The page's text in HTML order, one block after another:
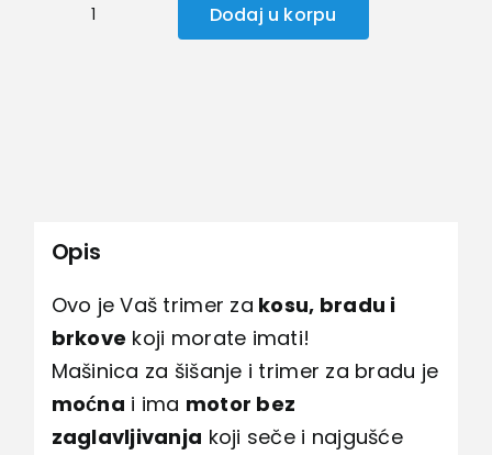
Mašinica
Dodaj u korpu
Opis
Ovo je Vaš trimer za kosu, bradu i
brkove koji morate imati!
Mašinica za šišanje i trimer za bradu je
moćna i ima motor bez
zaglavljivanja koji seče i najgušće